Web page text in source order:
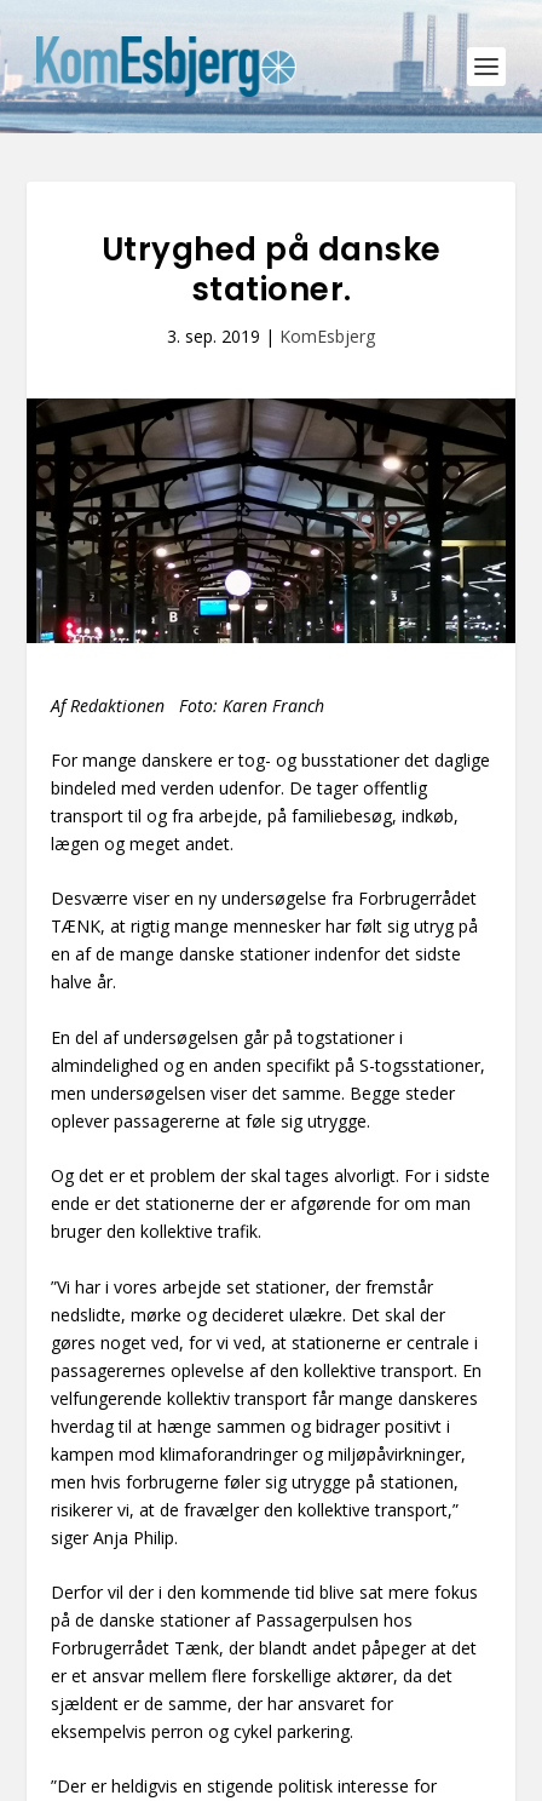
Utryghed på danske
stationer.
3. sep. 2019 | KomEsbjerg
Af Redaktionen Foto: Karen Franch
For mange danskere er tog- og busstationer det daglige
bindeled med verden udenfor. De tager offentlig
transport til og fra arbejde, på familiebesøg, indkøb,
lægen og meget andet.
Desværre viser en ny undersøgelse fra Forbrugerrådet
TÆNK, at rigtig mange mennesker har følt sig utryg på
en af de mange danske stationer indenfor det sidste
halve år.
En del af undersøgelsen går på togstationer i
almindelighed og en anden specifikt på S-togsstationer,
men undersøgelsen viser det samme. Begge steder
oplever passagererne at føle sig utrygge.
Og det er et problem der skal tages alvorligt. For i sidste
ende er det stationerne der er afgørende for om man
bruger den kollektive trafik.
”Vi har i vores arbejde set stationer, der fremstår
nedslidte, mørke og decideret ulækre. Det skal der
gøres noget ved, for vi ved, at stationerne er centrale i
passagerernes oplevelse af den kollektive transport. En
velfungerende kollektiv transport får mange danskeres
hverdag til at hænge sammen og bidrager positivt i
kampen mod klimaforandringer og miljøpåvirkninger,
men hvis forbrugerne føler sig utrygge på stationen,
risikerer vi, at de fravælger den kollektive transport,”
siger Anja Philip.
Derfor vil der i den kommende tid blive sat mere fokus
på de danske stationer af Passagerpulsen hos
Forbrugerrådet Tænk, der blandt andet påpeger at det
er et ansvar mellem flere forskellige aktører, da det
sjældent er de samme, der har ansvaret for
eksempelvis perron og cykel parkering.
”Der er heldigvis en stigende politisk interesse for